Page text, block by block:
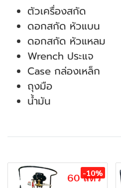
ตัวเครื่องสกัด
ดอกสกัด หัวแบน
ดอกสกัด หัวแหลม
Wrench ประแจ
Case กล่องเหล็ก
ถุงมือ
น้ำมัน
-10%